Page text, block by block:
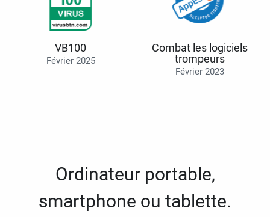
VB100
Février 2025
Combat les logiciels
trompeurs
Février 2023
Ordinateur portable,
smartphone ou tablette.